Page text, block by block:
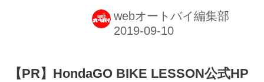
webオートバイ編集部
【PR】HondaGO BIKE LESSON公式HP